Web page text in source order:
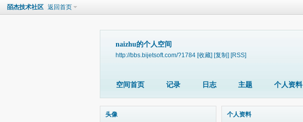
皕杰技术社区 返回首页
naizhu的个人空间
http://bbs.bijetsoft.com/?1784 [收藏] [复制] [RSS]
空间首页 记录 日志 主题 个人资料
头像 个人资料